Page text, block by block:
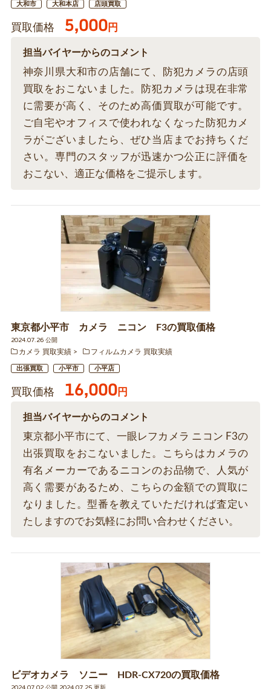
大和市 大和本店 店頭買取
買取価格 5,000円
担当バイヤーからのコメント
神奈川県大和市の店舗にて、防犯カメラの店頭
買取をおこないました。防犯カメラは現在非常
に需要が高く、そのため高価買取が可能です。
ご自宅やオフィスで使われなくなった防犯カメ
ラがございましたら、ぜひ当店までお持ちくだ
さい。専門のスタッフが迅速かつ公正に評価を
おこない、適正な価格をご提示します。
東京都小平市 カメラ ニコン F3の買取価格
2024.07.26 公開
カメラ 買取実績
フィルムカメラ 買取実績
出張買取 小平市 小平店
買取価格 16,000円
担当バイヤーからのコメント
東京都小平市にて、一眼レフカメラ ニコン F3の
出張買取をおこないました。こちらはカメラの
有名メーカーであるニコンのお品物で、人気が
高く需要があるため、こちらの金額での買取に
なりました。型番を教えていただければ査定い
たしますのでお気軽にお問い合わせください。
ビデオカメラ ソニー HDR-CX720の買取価格